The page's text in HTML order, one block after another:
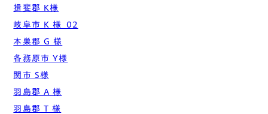
揖斐郡 K様
岐阜市 K 様_02
本巣郡 G 様
各務原市 Y様
関市 S様
羽島郡 A 様
羽島郡 T 様